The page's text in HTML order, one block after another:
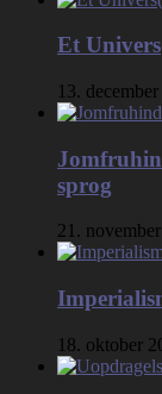
Et
13.
sprog
21.
18. oktober